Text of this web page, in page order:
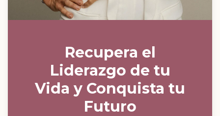
Recupera el
Liderazgo de tu
Vida y Conquista tu
Futuro